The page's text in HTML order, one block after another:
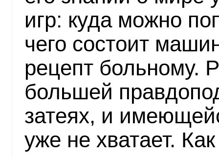
игр: куда можно
чего состоит
рецепт больному.
большей
затеях, и
уже не хватает.